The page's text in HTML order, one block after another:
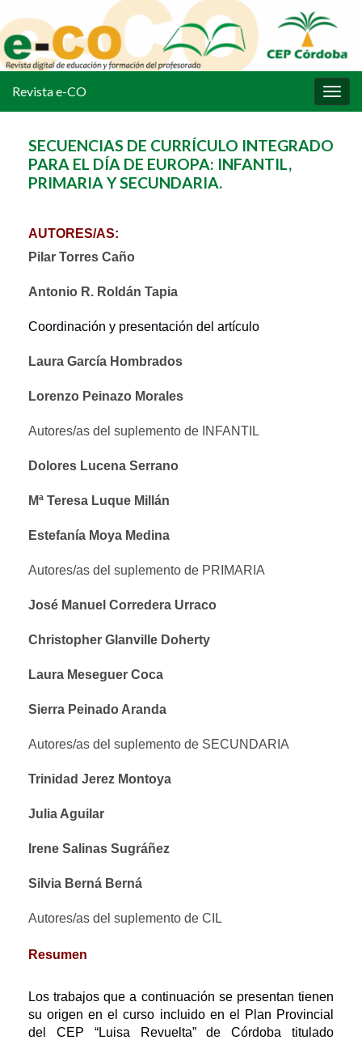
la
Revista e-CO
SECUENCIAS DE CURRÍCULO INTEGRADO
PARA EL DÍA DE EUROPA: INFANTIL,
PRIMARIA Y SECUNDARIA.
AUTORES/AS:
Pilar Torres Caño
Antonio R. Roldán Tapia
Coordinación y presentación del artículo
Laura García Hombrados
Lorenzo Peinazo Morales
Autores/as del suplemento de INFANTIL
Dolores Lucena Serrano
Mª Teresa Luque Millán
Estefanía Moya Medina
Autores/as del suplemento de PRIMARIA
José Manuel Corredera Urraco
Christopher Glanville Doherty
Laura Meseguer Coca
Sierra Peinado Aranda
Autores/as del suplemento de SECUNDARIA
Trinidad Jerez Montoya
Julia Aguilar
Irene Salinas Sugráñez
Silvia Berná Berná
Autores/as del suplemento de CIL
Resumen
Los trabajos que a continuación se presentan tienen
su origen en el curso incluido en el Plan Provincial
del CEP “Luisa Revuelta” de Córdoba titulado